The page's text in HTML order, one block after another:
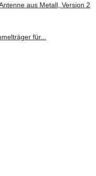
aus Metall, Version 2